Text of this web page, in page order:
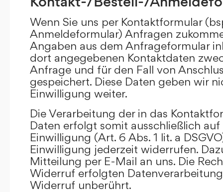
Wenn Sie uns per Kontaktformular
Anmeldeformular) Anfragen
Angaben aus dem Anfrageformular
dort angegebenen Kontaktdaten
Anfrage und für den Fall von
gespeichert. Diese Daten geben wir
Einwilligung weiter.
Die Verarbeitung der in das
Daten erfolgt somit ausschließlich
Einwilligung (Art. 6 Abs. 1 lit. a
Einwilligung jederzeit widerrufen.
Mitteilung per E-Mail an uns. Die
Widerruf erfolgten
Widerruf unberührt.